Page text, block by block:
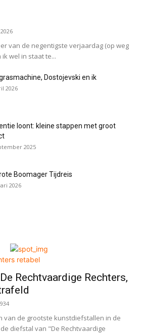
van de negentigste verjaardag (op weg
wel in staat te...
Dostojevski en ik
2026
loont: kleine stappen met groot
2025
Boomager Tijdreis
2026
Rechtvaardige Rechters,
van de grootste kunstdiefstallen in de
diefstal van "De Rechtvaardige